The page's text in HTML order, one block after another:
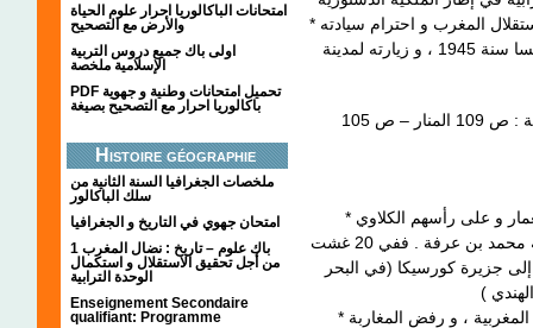
امتحانات الباكالوريا احرار علوم الحياة
والأرض مع التصحيح
اولى باك جميع دروس التربية
الإسلامية ملخصة
PDF تحميل امتحانات وطنية و جهوية
باكالوريا احرار مع التصحيح بصيغة
Histoire géographie
ملخصات الجغرافيا السنة الثانية من
سلك الباكالور
امتحان جهوي في التاريخ و الجغرافيا
1 باك علوم – تاريخ : نضال المغرب
من أجل تحقيق الاستقلال و استكمال
الوحدة الترابية
Enseignement Secondaire
qualifiant: Programme
* تبنى السلطان محمد الخامس هذه الوثيقة ، فطالب باستقلال المغرب و احترام سيادته
و وحدته الترابية في عدة مناسبات منها رحلته إلى فرنسا سنة 1945 ، و زيارته لمدينة
استقلال المغرب و استكمال وحدته الترابية : ( الخريطة : ص 109 المنار – ص 105
* دبر المقيم العام الفرنسي كيوم بمساعدة عملاء الاستعمار و على رأسهم الكلاوي
مؤامرة عزل السلطان محمد بن يوسف و تعيين مكانه محمد بن عرفة . ففي 20 غشت
إلى جزيرة كورسيكا (في البحر
* بمجرد نفي السلطان ، انطلقت المظاهرات في المدن المغربية ، و رفض المغاربة